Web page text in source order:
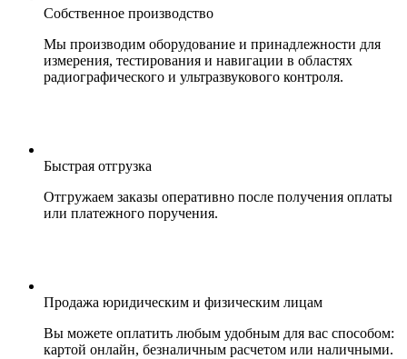
Собственное производство
Мы производим оборудование и принадлежности для
измерения, тестирования и навигации в областях
радиографического и ультразвукового контроля.
Быстрая отгрузка
Отгружаем заказы оперативно после получения оплаты
или платежного поручения.
Продажа юридическим и физическим лицам
Вы можете оплатить любым удобным для вас способом:
картой онлайн, безналичным расчетом или наличными.